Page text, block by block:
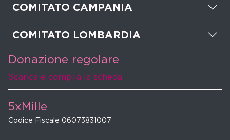
COMITATO CAMPANIA
COMITATO LOMBARDIA
Donazione regolare
Scarica e compila la scheda
5xMille
Codice Fiscale 06073831007